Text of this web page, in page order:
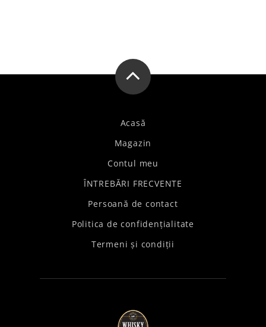
Acasă
Magazin
Contul meu
ÎNTREBĂRI FRECVENTE
Persoană de contact
Politica de confidențialitate
Termeni și condiții